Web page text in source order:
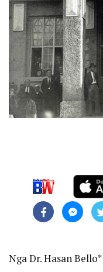
Nga Dr. Hasan Bello*